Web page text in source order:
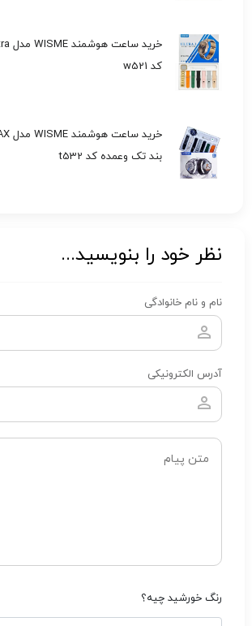
کد w521
بند تک وعمده کد t532
نظر خود را بنویسید...
نام و نام خانوادگی
آدرس الکترونیکی
رنگ خورشید چیه؟